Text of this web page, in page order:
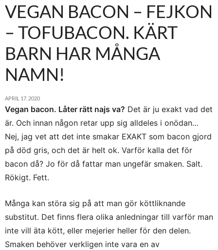
VEGAN BACON – FEJKON
– TOFUBACON. KÄRT
BARN HAR MÅNGA
NAMN!
APRIL 17, 2020
Vegan bacon. Låter rätt najs va? Det är ju exakt vad det
är. Och innan någon retar upp sig alldeles i onödan…
Nej, jag vet att det inte smakar EXAKT som bacon gjord
på död gris, och det är helt ok. Varför kalla det för
bacon då? Jo för då fattar man ungefär smaken. Salt.
Rökigt. Fett.
Många kan störa sig på att man gör köttliknande
substitut. Det finns flera olika anledningar till varför man
inte vill äta kött, eller mejerier heller för den delen.
Smaken behöver verkligen inte vara en av